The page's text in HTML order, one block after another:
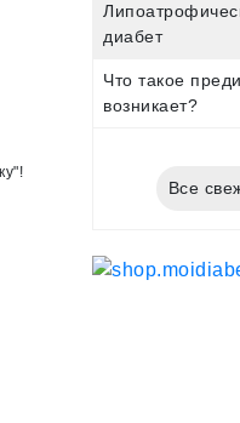
диабет
Что такое
возникает?
Все